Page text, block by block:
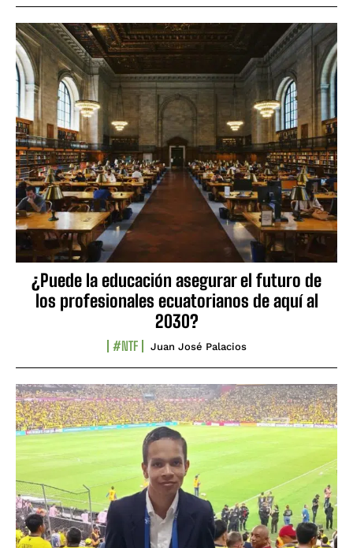
¿Puede la educación asegurar el futuro de
los profesionales ecuatorianos de aquí al
2030?
#NTF Juan José Palacios